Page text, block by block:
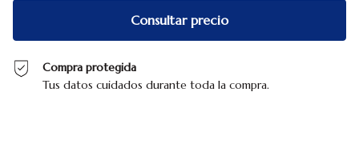
Compra protegida
Tus datos cuidados durante toda la compra.